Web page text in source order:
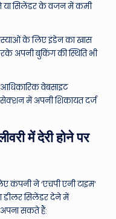
या सिलेंडर के वजन में कमी
के लिए इंडेन का खास
अपनी बुकिंग की स्थिति भी
वेबसाइट
में अपनी शिकायत दर्ज
में देरी होने पर
कंपनी ने ‘एचपी एनी टाइम’
डीलर सिलेंडर देने में
अपना सकते हैं: